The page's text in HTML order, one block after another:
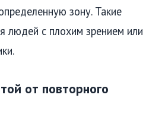
зону. Такие
людей с плохим зрением или
от повторного